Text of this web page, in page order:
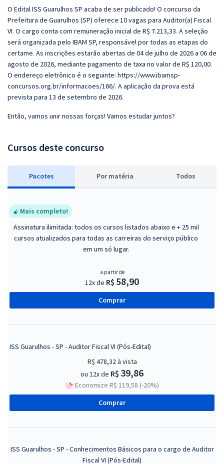
O Edital ISS Guarulhos SP acaba de ser publicado! O concurso da
Prefeitura de Guarulhos (SP) oferece 10 vagas para Auditor(a) Fiscal
VI. O cargo conta com remuneração inicial de R$ 7.213,33. A seleção
será organizada pelo IBAM SP, responsável por todas as etapas do
certame. As inscrições estarão abertas de 04 de julho de 2026 a 06 de
agosto de 2026, mediante pagamento de taxa no valor de R$ 120,00.
O endereço eletrônico é o seguinte: https://www.ibamsp-
concursos.org.br/informacoes/166/. A aplicação da prova está
prevista para 13 de setembro de 2026.
Então, vamos unir nossas forças! Vamos estudar juntos?
Cursos deste concurso
Pacotes Por matéria Todos
Mais completo!
Assinatura ilimitada: todos os cursos listados abaixo e + 25 mil
cursos atualizados para todas as carreiras do serviço público
em um só lugar.
a partir de
12x de R$ 58,90
Comprar
ISS Guarulhos - SP - Auditor Fiscal VI (Pós-Edital)
R$ 478,32à vista
ou 12x de R$ 39,86
Economize R$ 119,58 (-20%)
Comprar
ISS Guarulhos - SP - Conhecimentos Básicos para o cargo de Auditor
Fiscal VI (Pós-Edital)